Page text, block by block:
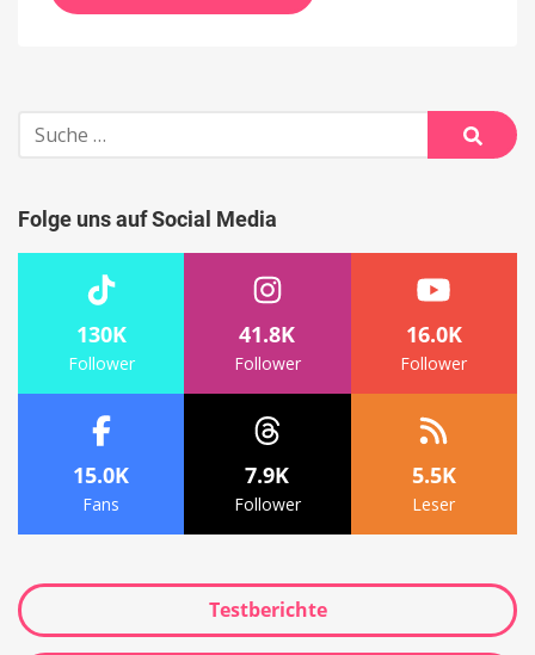
Suche
nach:
Suche
Folge uns auf Social Media
130K
Follower
41.8K
Follower
16.0K
Follower
15.0K
Fans
7.9K
Follower
5.5K
Leser
Testberichte